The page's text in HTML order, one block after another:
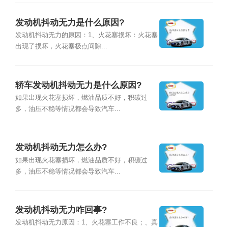
发动机抖动无力是什么原因?
发动机抖动无力的原因：1、火花塞损坏：火花塞
出现了损坏，火花塞极点间隙...
轿车发动机抖动无力是什么原因?
如果出现火花塞损坏，燃油品质不好，积碳过
多，油压不稳等情况都会导致汽车...
发动机抖动无力怎么办?
如果出现火花塞损坏，燃油品质不好，积碳过
多，油压不稳等情况都会导致汽车...
发动机抖动无力咋回事?
发动机抖动无力原因：1、火花塞工作不良；、真